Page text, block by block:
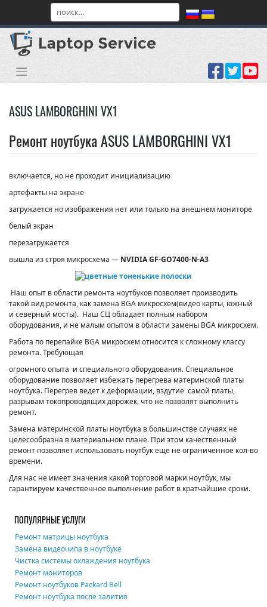
content
ASUS LAMBORGHINI VX1
Ремонт ноутбука ASUS LAMBORGHINI VX1
включается, но не проходит инициализацию
артефакты на экране
загружается но изображения нет или только на внешнем мониторе
белый экран
перезагружается
вышла из строя микросхема — NVIDIA GF-GO7400-N-A3
Наш опыт в области ремонта ноутбуков позволяет производить
такой вид ремонта, как замена BGA микросхем(видео карты, южный
и северный мосты). Наш СЦ обладает полным набором
оборудования, и не малым опытом в области замены BGA микросхем.
Работа по перепайке BGA микросхем относится к сложному классу
ремонта. Требующая
огромного опыта и специального оборудования. Специальное
оборудование позволяет избежать перегрева материнской платы
ноутбука. Перегрев ведет к деформации, вздутие самой платы,
разрывам токопроводящих дорожек, что не позволят выполнить
ремонт.
Замена материнской платы ноутбука в большинстве случаях не
целесообразна в материальном плане. При этом качественный
ремонт позволяет использовать ноутбук еще не ограниченное кол-во
времени.
Для нас не имеет значения какой торговой марки ноутбук, мы
гарантируем качественное выполнение работ в кратчайшие сроки.
ПОПУЛЯРНЫЕ УСЛУГИ
Ремонт матрицы ноутбука
Замена видеочипа в ноутбуке
Чистка системы охлаждения ноутбука
Ремонт мониторов
Ремонт ноутбуков Packard Bell
Ремонт ноутбука после залития